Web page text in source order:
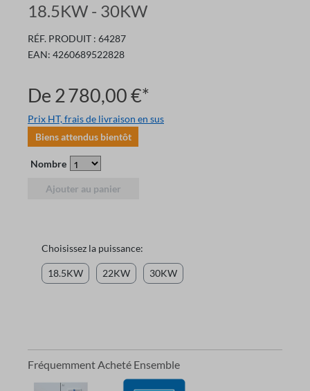
18.5KW - 30KW
RÉF. PRODUIT : 64287
EAN: 4260689522828
De 2 780,00 €*
Prix HT, frais de livraison en sus
Biens attendus bientôt
Nombre
Ajouter au panier
Choisissez la puissance:
18.5KW 22KW 30KW
Fréquemment Acheté Ensemble